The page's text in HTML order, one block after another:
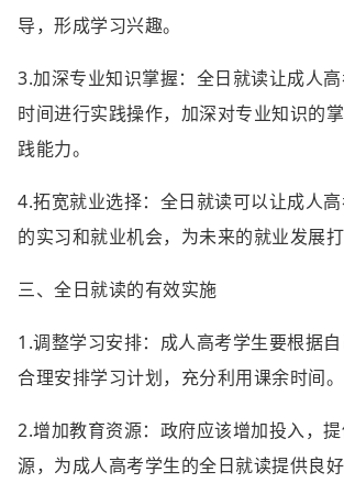
导，形成学习兴趣。
3.加深专业知识掌握：全日就读让成人
时间进行实践操作，加深对专业知识的
践能力。
4.拓宽就业选择：全日就读可以让成人
的实习和就业机会，为未来的就业发展打
三、全日就读的有效实施
1.调整学习安排：成人高考学生要根据
合理安排学习计划，充分利用课余时间。
2.增加教育资源：政府应该增加投入，
源，为成人高考学生的全日就读提供良好